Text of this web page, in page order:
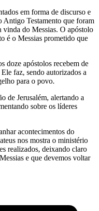
em forma de discurso e
Antigo Testamento que foram
vinda do Messias. O apóstolo
é o Messias prometido que
doze apóstolos recebem de
faz, sendo autorizados a
para o povo.
de Jerusalém, alertando a
sobre os líderes
acontecimentos do
nos mostra o ministério
realizados, deixando claro
e que devemos voltar